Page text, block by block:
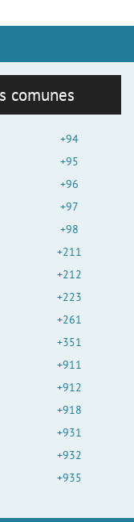
comunes
+94
+95
+96
+97
+98
+211
+212
+223
+261
+351
+911
+912
+918
+931
+932
+935